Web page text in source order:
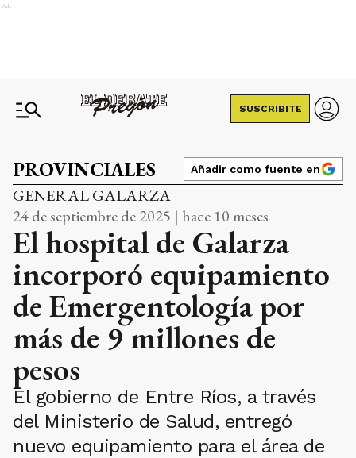
Ads
SUSCRIBITE
PROVINCIALES Añadir como fuente en
GENERAL GALARZA
24 de septiembre de 2025 | hace 10 meses
El hospital de Galarza
incorporó equipamiento
de Emergentología por
más de 9 millones de
pesos
El gobierno de Entre Ríos, a través
del Ministerio de Salud, entregó
nuevo equipamiento para el área de